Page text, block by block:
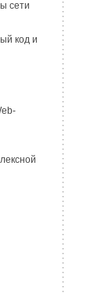
сети
код и